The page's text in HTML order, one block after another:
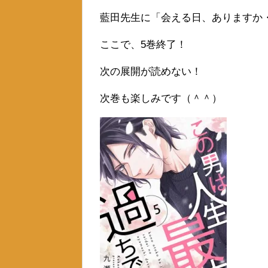
藍田先生に「会える日、ありますか
ここで、5巻終了！
次の展開が読めない！
次巻も楽しみです（＾＾）